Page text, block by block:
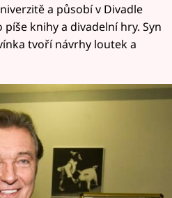
a působí v Divadle
knihy a divadelní hry. Syn
tvoří návrhy loutek a